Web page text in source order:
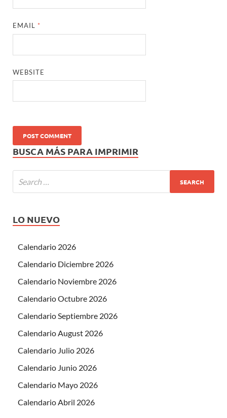
EMAIL *
WEBSITE
BUSCA MÁS PARA IMPRIMIR
LO NUEVO
Calendario 2026
Calendario Diciembre 2026
Calendario Noviembre 2026
Calendario Octubre 2026
Calendario Septiembre 2026
Calendario August 2026
Calendario Julio 2026
Calendario Junio 2026
Calendario Mayo 2026
Calendario Abril 2026